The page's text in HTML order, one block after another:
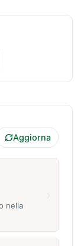
Aggiorna
nella